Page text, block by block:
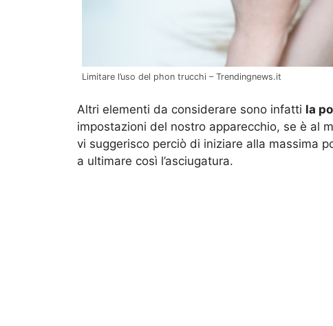
Limitare l’uso del phon trucchi – Trendingnews.it
Altri elementi da considerare sono infatti la
impostazioni del nostro apparecchio, se è al
vi suggerisco perciò di iniziare alla massima
a ultimare così l’asciugatura.